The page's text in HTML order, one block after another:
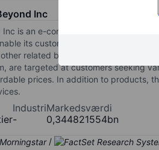
Inc
Inc is an e-commerce-focused
its customers to enhance
related brands and websites, as
are targeted at customers seeking
prices. In addition to products,
Industri
-
Markedsværdi
0,344821554bn
/